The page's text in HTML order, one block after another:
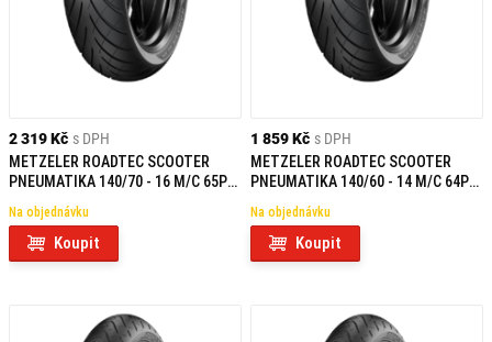
2 319 Kč s DPH
METZELER ROADTEC SCOOTER
PNEUMATIKA 140/70 - 16 M/C 65P
Na objednávku
Koupit
1 859 Kč s DPH
METZELER ROADTEC SCOOTER
PNEUMATIKA 140/60 - 14 M/C 64P
Na objednávku
Koupit